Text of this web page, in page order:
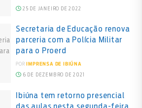
25 DE JANEIRO DE 2022
Secretaria de Educação renova
parceria com a Polícia Militar
para o Proerd
POR IMPRENSA DE IBIÚNA
6 DE DEZEMBRO DE 2021
Ibiúna tem retorno presencial